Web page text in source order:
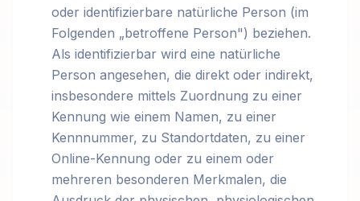
oder identifizierbare natürliche Person (im
Folgenden „betroffene Person") beziehen.
Als identifizierbar wird eine natürliche
Person angesehen, die direkt oder indirekt,
insbesondere mittels Zuordnung zu einer
Kennung wie einem Namen, zu einer
Kennnummer, zu Standortdaten, zu einer
Online-Kennung oder zu einem oder
mehreren besonderen Merkmalen, die